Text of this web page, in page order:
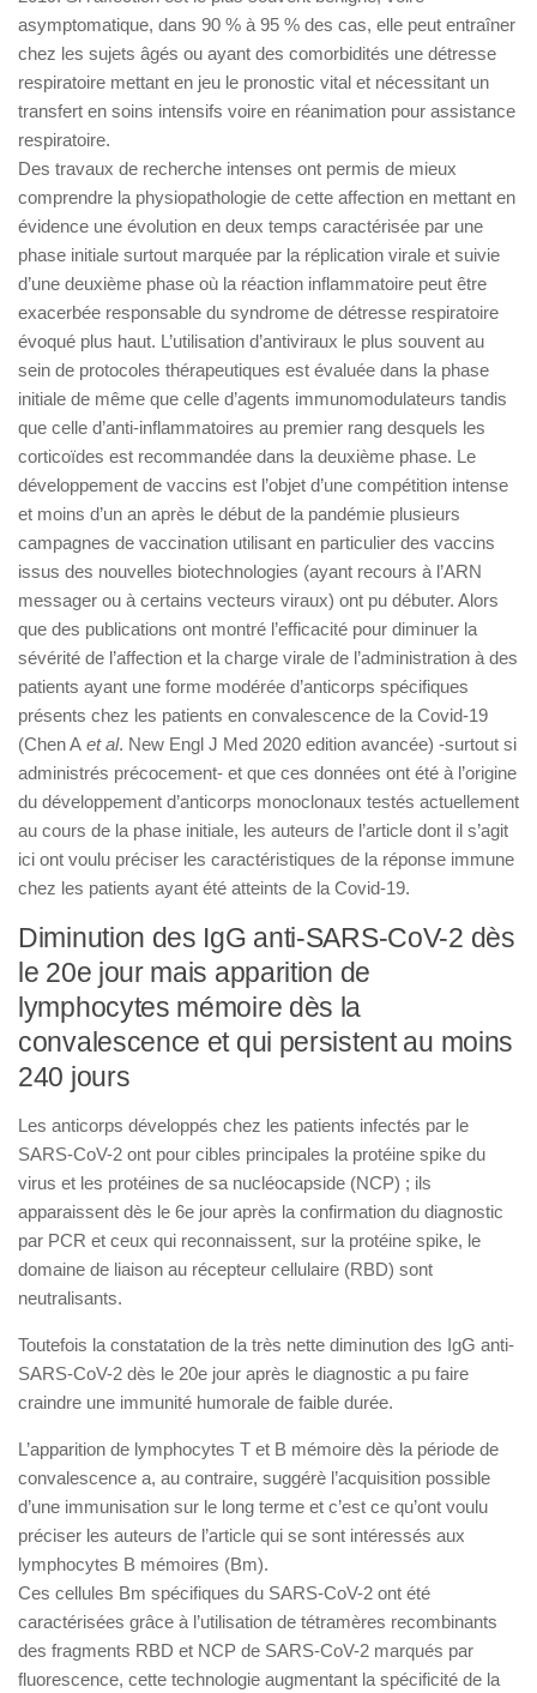
asymptomatique, dans 90 % à 95 % des cas, elle peut entraîner
chez les sujets âgés ou ayant des comorbidités une détresse
respiratoire mettant en jeu le pronostic vital et nécessitant un
transfert en soins intensifs voire en réanimation pour assistance
respiratoire.
Des travaux de recherche intenses ont permis de mieux
comprendre la physiopathologie de cette affection en mettant en
évidence une évolution en deux temps caractérisée par une
phase initiale surtout marquée par la réplication virale et suivie
d’une deuxième phase où la réaction inflammatoire peut être
exacerbée responsable du syndrome de détresse respiratoire
évoqué plus haut. L’utilisation d’antiviraux le plus souvent au
sein de protocoles thérapeutiques est évaluée dans la phase
initiale de même que celle d’agents immunomodulateurs tandis
que celle d’anti-inflammatoires au premier rang desquels les
corticoïdes est recommandée dans la deuxième phase. Le
développement de vaccins est l’objet d’une compétition intense
et moins d’un an après le début de la pandémie plusieurs
campagnes de vaccination utilisant en particulier des vaccins
issus des nouvelles biotechnologies (ayant recours à l’ARN
messager ou à certains vecteurs viraux) ont pu débuter. Alors
que des publications ont montré l’efficacité pour diminuer la
sévérité de l’affection et la charge virale de l’administration à des
patients ayant une forme modérée d’anticorps spécifiques
présents chez les patients en convalescence de la Covid-19
(Chen A et al. New Engl J Med 2020 edition avancée) -surtout si
administrés précocement- et que ces données ont été à l’origine
du développement d’anticorps monoclonaux testés actuellement
au cours de la phase initiale, les auteurs de l’article dont il s’agit
ici ont voulu préciser les caractéristiques de la réponse immune
chez les patients ayant été atteints de la Covid-19.
Diminution des IgG anti-SARS-CoV-2 dès
le 20e jour mais apparition de
lymphocytes mémoire dès la
convalescence et qui persistent au moins
240 jours
Les anticorps développés chez les patients infectés par le
SARS-CoV-2 ont pour cibles principales la protéine spike du
virus et les protéines de sa nucléocapside (NCP) ; ils
apparaissent dès le 6e jour après la confirmation du diagnostic
par PCR et ceux qui reconnaissent, sur la protéine spike, le
domaine de liaison au récepteur cellulaire (RBD) sont
neutralisants.
Toutefois la constatation de la très nette diminution des IgG anti-
SARS-CoV-2 dès le 20e jour après le diagnostic a pu faire
craindre une immunité humorale de faible durée.
L’apparition de lymphocytes T et B mémoire dès la période de
convalescence a, au contraire, suggérè l’acquisition possible
d’une immunisation sur le long terme et c’est ce qu’ont voulu
préciser les auteurs de l’article qui se sont intéressés aux
lymphocytes B mémoires (Bm).
Ces cellules Bm spécifiques du SARS-CoV-2 ont été
caractérisées grâce à l’utilisation de tétramères recombinants
des fragments RBD et NCP de SARS-CoV-2 marqués par
fluorescence, cette technologie augmentant la spécificité de la